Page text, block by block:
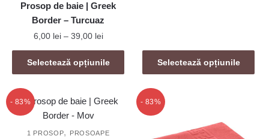
Prosop de baie | Greek
Border – Turcuaz
6,00 lei – 39,00 leiInterval
de
prețuri:
6,00 lei
la
Selectează opțiunile
Acest
produs
mai
multe
variații.
Selectează opțiunile
Opțiunile
pot
pagina
- 83%
1 PROSOP, PROSOAPE
- 83%